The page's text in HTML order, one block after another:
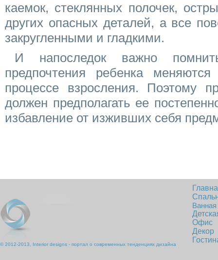
каемок, стеклянных полочек,
других опасных деталей, а все
закругленными и гладкими.
И напоследок важно
предпочтения ребенка
процессе взросления. Поэтому
должен предполагать ее
избавление от изживших себя
© 2012-2013, Interior designs - портал о современных тенденциях дизайна
Ванная
Офис
Декор